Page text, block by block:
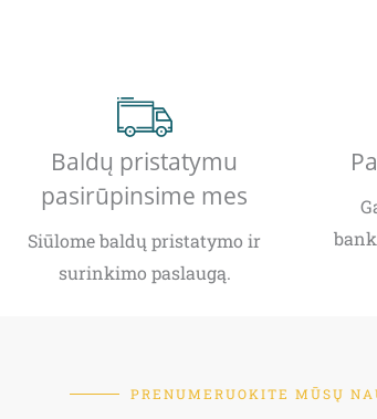
Baldų pristatymu
pasirūpinsime mes
Siūlome baldų pristatymo ir
surinkimo paslaugą.
PRENUMERUOKITE MŪSŲ